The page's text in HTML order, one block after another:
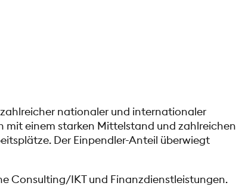
nationaler und internationaler
mit einem starken Mittelstand und zahlreichen
Der Einpendler-Anteil überwiegt
Consulting/IKT und Finanzdienstleistungen.